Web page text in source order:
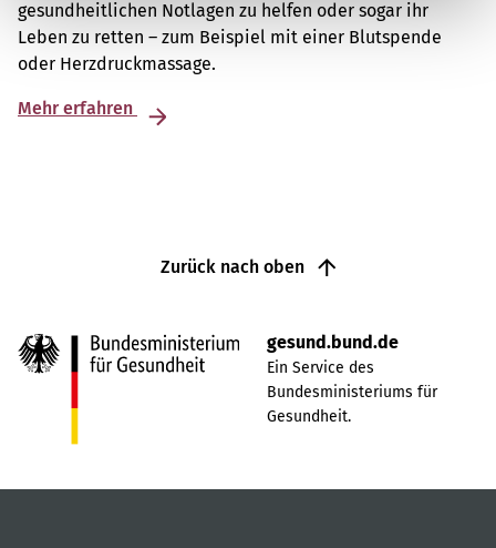
gesundheitlichen Notlagen zu helfen oder sogar ihr
Leben zu retten – zum Beispiel mit einer Blutspende
oder Herzdruckmassage.
Mehr erfahren
Zurück nach oben
gesund.bund.de
Ein Service des
Bundesministeriums für
Gesundheit.